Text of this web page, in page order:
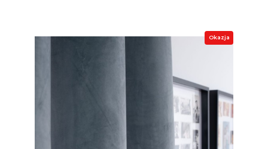
Okazja